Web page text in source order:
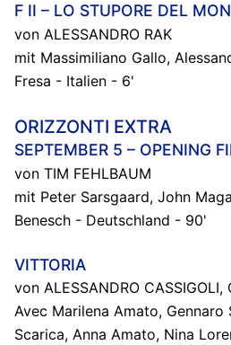
F II – LO STUPORE DEL
von ALESSANDRO RAK
mit Massimiliano Gallo,
Fresa - Italien - 6'
ORIZZONTI EXTRA
SEPTEMBER 5 – OPENING
von TIM FEHLBAUM
mit Peter Sarsgaard, John
Benesch - Deutschland - 90'
VITTORIA
von ALESSANDRO CASSIGOLI,
Avec Marilena Amato, Gennaro
Scarica, Anna Amato, Nina